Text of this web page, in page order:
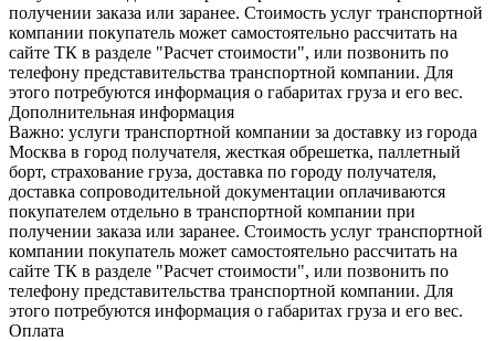
получении заказа или заранее. Стоимость услуг транспортной
компании покупатель может самостоятельно рассчитать на
сайте ТК в разделе "Расчет стоимости", или позвонить по
телефону представительства транспортной компании. Для
этого потребуются информация о габаритах груза и его вес.
Дополнительная информация
Важно: услуги транспортной компании за доставку из города
Москва в город получателя, жесткая обрешетка, паллетный
борт, страхование груза, доставка по городу получателя,
доставка сопроводительной документации оплачиваются
покупателем отдельно в транспортной компании при
получении заказа или заранее. Стоимость услуг транспортной
компании покупатель может самостоятельно рассчитать на
сайте ТК в разделе "Расчет стоимости", или позвонить по
телефону представительства транспортной компании. Для
этого потребуются информация о габаритах груза и его вес.
Оплата